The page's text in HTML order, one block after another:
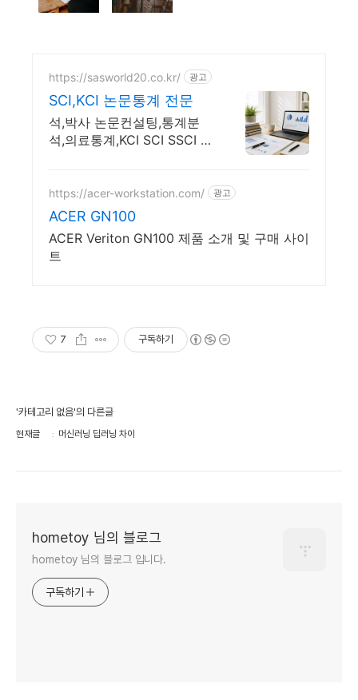
https://sasworld20.co.kr/ 광고
SCI,KCI 논문통계 전문
석,박사 논문컨설팅,통계분
석,의료통계,KCI SCI SSCI 학
https://acer-workstation.com/ 광고
ACER GN100
ACER Veriton GN100 제품 소개 및 구매 사이
트
7 구독하기
'카테고리 없음'의 다른글
현재글 머신러닝 딥러닝 차이
hometoy 님의 블로그
hometoy 님의 블로그 입니다.
구독하기